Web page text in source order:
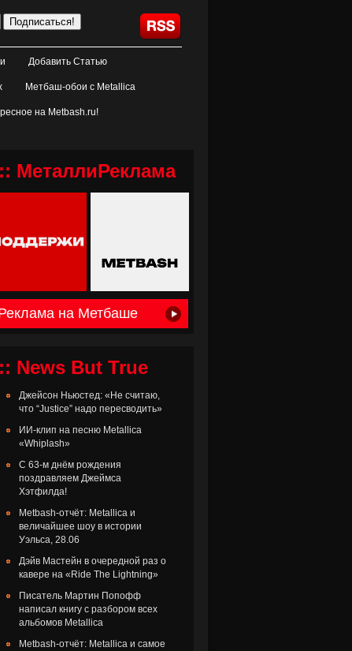
Добавить Статью
Метбаш-обои с Metallica
на Metbash.ru!
:: МеталлиРеклама
на Метбаше
:: News But True
Джейсон Ньюстед: «Не считаю,
что “Justice” надо пересводить»
ИИ-клип на песню Metallica
«Whiplash»
С 63-м днём рождения
поздравляем Джеймса
Хэтфилда!
Metbash-отчёт: Metallica и
величайшее шоу в истории
Уэльса, 28.06
Дэйв Мастейн в очередной раз о
кавере на «Ride The Lightning»
Писатель Мартин Попофф
написал книгу с разбором всех
альбомов Metallica
Metbash-отчёт: Metallica и самое